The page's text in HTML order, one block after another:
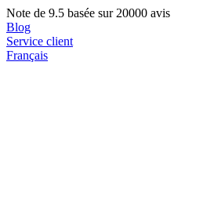
Note de 9.5 basée sur 20000 avis
Blog
Service client
Français